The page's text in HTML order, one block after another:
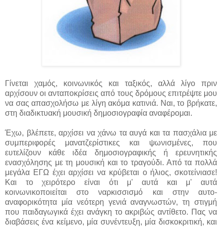
Γίνεται χαμός, κοινωνικός και ταξικός, αλλά λίγο πριν
αρχίσουν οι ανταποκρίσεις από τους δρόμους επιτρέψτε μου
να σας απασχολήσω με λίγη ακόμα κατινιά. Ναι, το βρήκατε,
στη διαδικτυακή μουσική δημοσιογραφία αναφέρομαι.
Έχω, βλέπετε, αρχίσει να χάνω τα αυγά και τα πασχάλια με
συμπεριφορές μανατζερίστικες και ψωνισμένες, που
ευτελίζουν κάθε ιδέα δημοσιογραφικής ή ερευνητικής
ενασχόλησης με τη μουσική και το τραγούδι. Από τα πολλά
μεγάλα ΕΓΩ έχει αρχίσει να κρύβεται ο ήλιος, σκοτείνιασε!
Και το χειρότερο είναι ότι μ' αυτά και μ' αυτά
κοινωνικοποιείται στο ναρκισσισμό και στην αυτο-
αναφορικότητα μία νεότερη γενιά αναγνωστών, τη στιγμή
που παιδαγωγικά έχει ανάγκη το ακριβώς αντίθετο. Πας να
διαβάσεις ένα κείμενο, μία συνέντευξη, μία δισκοκριτική, και